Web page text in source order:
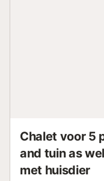
Chalet voor 5
and tuin as
met huisdier